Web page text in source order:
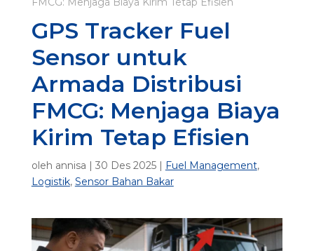
GPS Tracker Fuel
Sensor untuk
Armada Distribusi
FMCG: Menjaga Biaya
Kirim Tetap Efisien
oleh annisa | 30 Des 2025| Fuel Management,
Logistik, Sensor Bahan Bakar